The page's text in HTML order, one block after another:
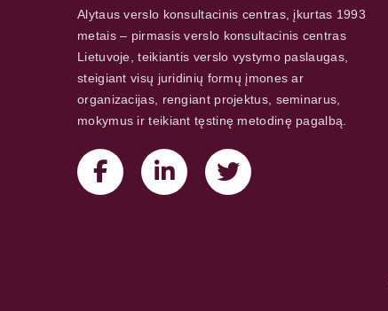
Alytaus verslo konsultacinis centras, įkurtas 1993
metais – pirmasis verslo konsultacinis centras
Lietuvoje, teikiantis verslo vystymo paslaugas,
steigiant visų juridinių formų įmones ar
organizacijas, rengiant projektus, seminarus,
mokymus ir teikiant tęstinę metodinę pagalbą.